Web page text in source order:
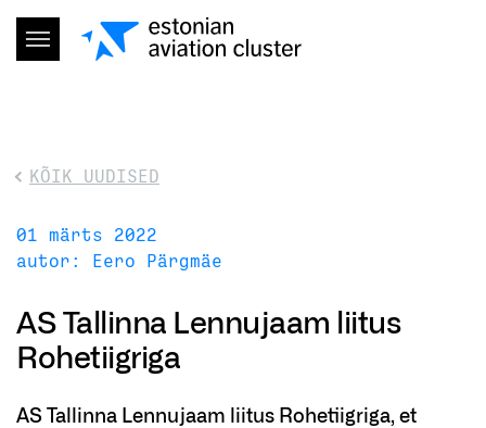
KÕIK UUDISED
01 märts 2022
autor: Eero Pärgmäe
AS Tallinna Lennujaam liitus
Rohetiigriga
AS Tallinna Lennujaam liitus Rohetiigriga, et